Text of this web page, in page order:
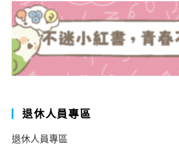
退休人員專區
退休人員專區